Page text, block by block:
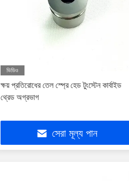
ভিডিও
ক্ষয় প্রতিরোধের তেল স্প্রে হেড টুংস্টেন কার্বাইড
থ্রেড অগ্রভাগ
সেরা মূল্য পান